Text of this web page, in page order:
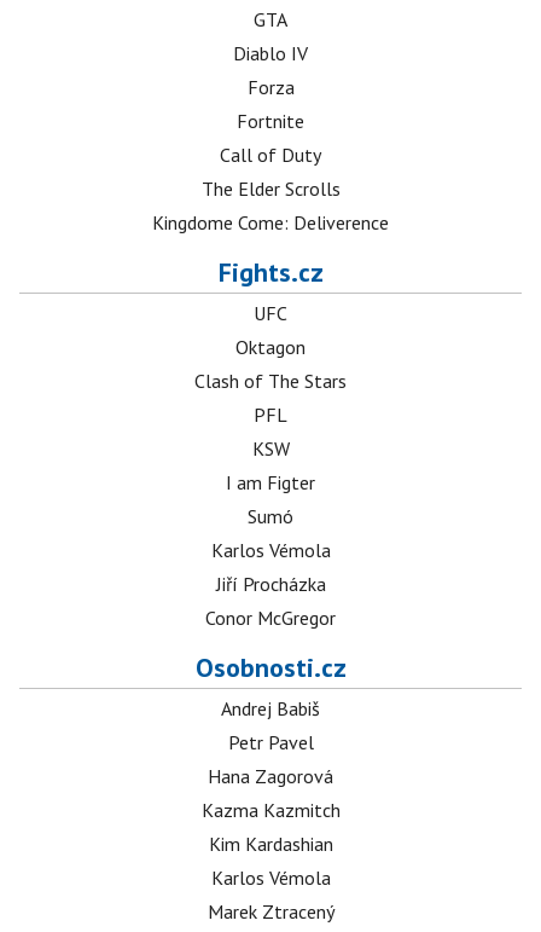
GTA
Diablo IV
Forza
Fortnite
Call of Duty
The Elder Scrolls
Kingdome Come: Deliverence
Fights.cz
UFC
Oktagon
Clash of The Stars
PFL
KSW
I am Figter
Sumó
Karlos Vémola
Jiří Procházka
Conor McGregor
Osobnosti.cz
Andrej Babiš
Petr Pavel
Hana Zagorová
Kazma Kazmitch
Kim Kardashian
Karlos Vémola
Marek Ztracený